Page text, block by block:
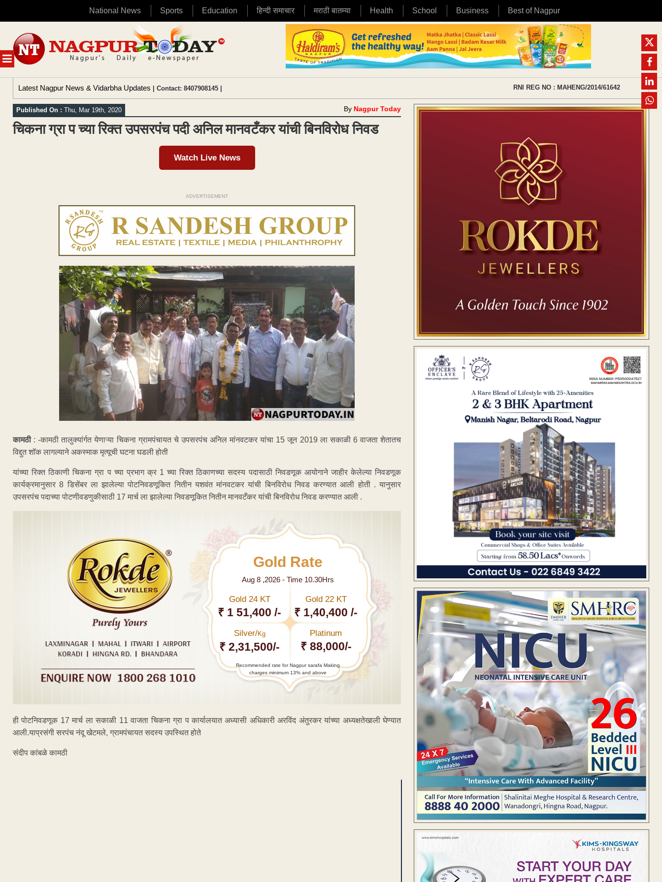
National News Sports Education हिन्दी समाचार मराठी बातम्या Health School Business Best of Nagpur
MENU
content
Latest Nagpur News & Vidarbha Updates | Contact: 8407908145 | RNI REG NO : MAHENG/2014/61642
Published On : Thu, Mar 19th, 2020 By Nagpur Today
चिकना ग्रा प च्या रिक्त उपसरपंच पदी अनिल मानवटँकर यांची बिनविरोध निवड
Watch Live News
ADVERTISEMENT
कामठी : -कामठी तालुक्यांर्गत येणाऱ्या चिकना ग्रामपंचायत चे उपसरपंच अनिल मांनवटकर यांचा 15 जून 2019 ला सकाळी 6 वाजता शेतातच
विद्दुत शॉक लागल्याने अकस्माक मृत्यूची घटना घडली होती
यांच्या रिक्त ठिकाणी चिकना ग्रा प च्या प्रभाग क्र 1 च्या रिक्त ठिकाणच्या सदस्य पदासाठी निवडणूक आयोगाने जाहीर केलेल्या निवडणूक
कार्यक्रमानुसार 8 डिसेंबर ला झालेल्या पोटनिवडणूकित नितीन यशवंत मांनवटकर यांची बिनविरोध निवड करण्यात आली होती . यानुसार
उपसरपंच पदाच्या पोटणीवडणुकीसाठी 17 मार्च ला झालेल्या निवडणूकित नितीन मानवटँकर यांची बिनविरोध निवड करण्यात आली .
Gold Rate
Aug 8 ,2026 - Time 10.30Hrs
Gold 24 KT
₹ 1 51,400 /-
Gold 22 KT
₹ 1,40,400 /-
Silver/Kg
₹ 2,31,500/-
Platinum
₹ 88,000/-
Recommended rate for Nagpur sarafa Making
charges minimum 13% and above
ही पोटनिवडणूक 17 मार्च ला सकाळी 11 वाजता चिकना ग्रा प कार्यालयात अध्यासी अधिकारी अरविंद अंतुरकर यांच्या अध्यक्षतेखाली घेण्यात
आली.याप्रसंगी सरपंच नंदू खेटमले, ग्रामपंचायत सदस्य उपस्थित होते
संदीप कांबळे कामठी